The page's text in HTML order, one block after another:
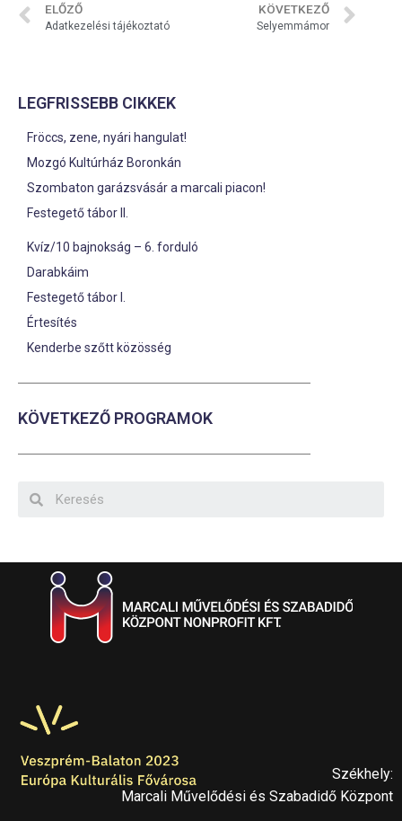
ELŐZŐ
Adatkezelési tájékoztató
KÖVETKEZŐ
Selyemmámor
LEGFRISSEBB CIKKEK
Fröccs, zene, nyári hangulat!
Mozgó Kultúrház Boronkán
Szombaton garázsvásár a marcali piacon!
Festegető tábor II.
Kvíz/10 bajnokság – 6. forduló
Darabkáim
Festegető tábor I.
Értesítés
Kenderbe szőtt közösség
KÖVETKEZŐ PROGRAMOK
Székhely:
Marcali Művelődési és Szabadidő Központ